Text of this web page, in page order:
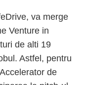
va merge
Venture in
de alti 19
Astfel, pentru
de